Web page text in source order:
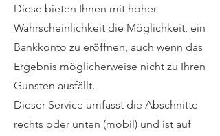
Diese bieten Ihnen mit hoher
Wahrscheinlichkeit die Möglichkeit, ein
Bankkonto zu eröffnen, auch wenn das
Ergebnis möglicherweise nicht zu Ihren
Gunsten ausfällt.
Dieser Service umfasst die Abschnitte
rechts oder unten (mobil) und ist auf